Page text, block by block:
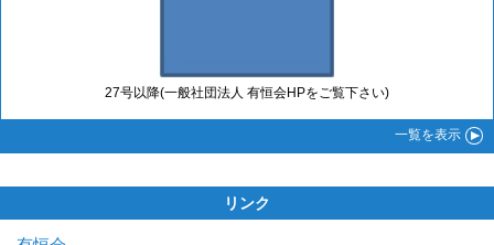
27号以降(一般社団法人 有恒会HPをご覧下さい)
一覧を表示
リンク